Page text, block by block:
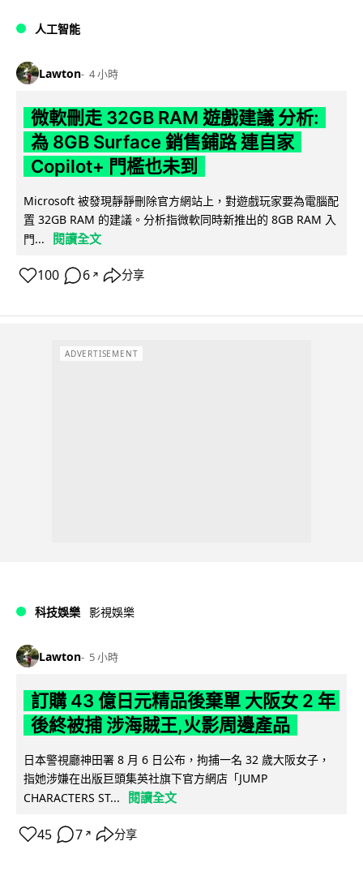
人工智能
Lawton 4 小時
微軟刪走 32GB RAM 遊戲建議 分析:
為 8GB Surface 銷售鋪路 連自家
Copilot+ 門檻也未到
Microsoft 被發現靜靜刪除官方網站上，對遊戲玩家要為電腦配
置 32GB RAM 的建議。分析指微軟同時新推出的 8GB RAM 入
門...
閱讀全文
100 6 ↗ 分享
ADVERTISEMENT
科技娛樂 影視娛樂
Lawton 5 小時
訂購 43 億日元精品後棄單 大阪女 2 年
後終被捕 涉海賊王,火影周邊產品
日本警視廳神田署 8 月 6 日公布，拘捕一名 32 歲大阪女子，
指她涉嫌在出版巨頭集英社旗下官方網店「JUMP
CHARACTERS ST...
閱讀全文
45 7 ↗ 分享